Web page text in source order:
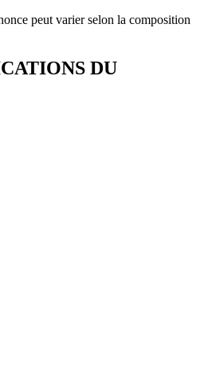
peut varier selon la composition
DU